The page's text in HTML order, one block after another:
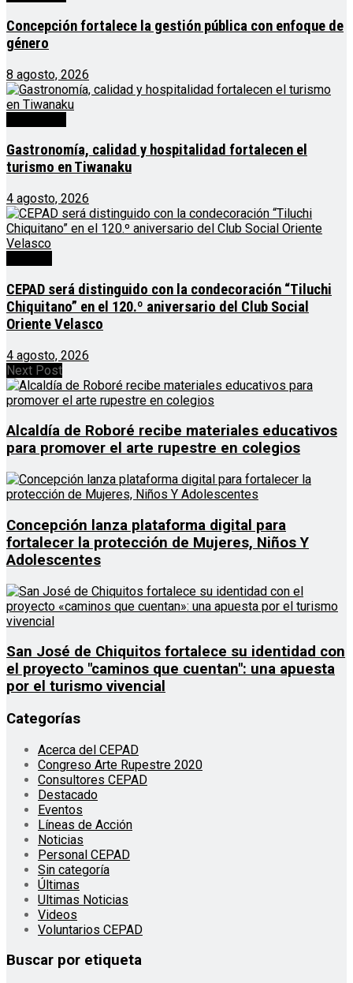
Concepción fortalece la gestión pública con enfoque de
género
8 agosto, 2026
Gastronomía, calidad y hospitalidad fortalecen el
turismo en Tiwanaku
4 agosto, 2026
CEPAD será distinguido con la condecoración “Tiluchi
Chiquitano” en el 120.º aniversario del Club Social
Oriente Velasco
4 agosto, 2026
Next Post
Alcaldía de Roboré recibe materiales educativos
para promover el arte rupestre en colegios
Concepción lanza plataforma digital para
fortalecer la protección de Mujeres, Niños Y
Adolescentes
San José de Chiquitos fortalece su identidad con
el proyecto "caminos que cuentan": una apuesta
por el turismo vivencial
Categorías
Acerca del CEPAD
Congreso Arte Rupestre 2020
Consultores CEPAD
Destacado
Eventos
Líneas de Acción
Noticias
Personal CEPAD
Sin categoría
Últimas
Ultimas Noticias
Videos
Voluntarios CEPAD
Buscar por etiqueta